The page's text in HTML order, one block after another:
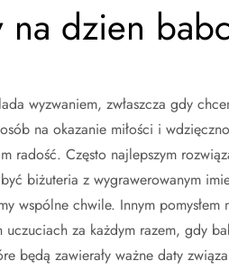
na dzien
wyzwaniem, zwłaszcza gdy
na okazanie miłości i
radość. Często najlepszym
biżuteria z wygrawerowanym
wspólne chwile. Innym pomysłem
za każdym razem, gdy
będą zawierały ważne daty